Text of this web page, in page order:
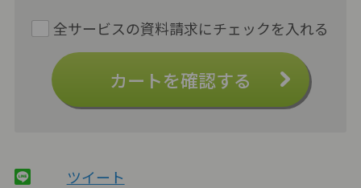
カートを確認する
ツイート